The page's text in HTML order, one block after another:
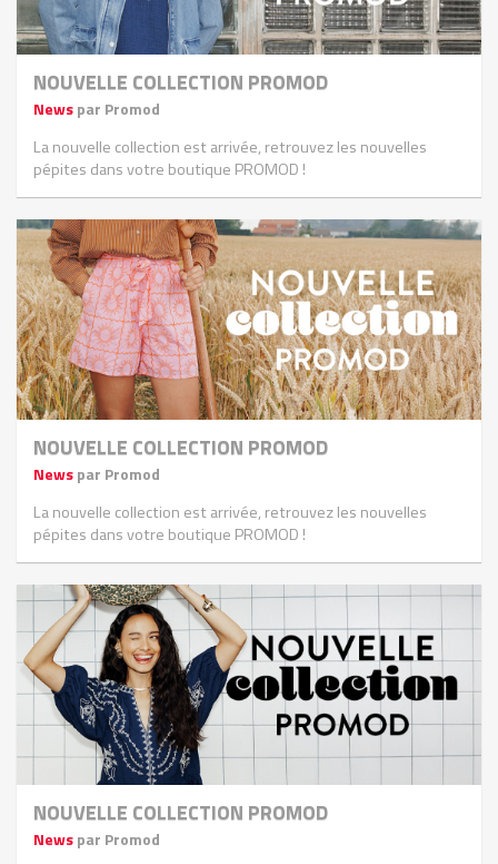
NOUVELLE COLLECTION PROMOD
Newspar Promod
La nouvelle collection est arrivée, retrouvez les nouvelles
pépites dans votre boutique PROMOD !
NOUVELLE COLLECTION PROMOD
Newspar Promod
La nouvelle collection est arrivée, retrouvez les nouvelles
pépites dans votre boutique PROMOD !
NOUVELLE COLLECTION PROMOD
Newspar Promod